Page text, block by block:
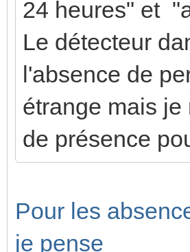
24 heures" et
Le détecteur
l'absence de
étrange mais
de présence
Pour les
je pense